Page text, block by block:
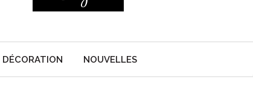
DÉCORATION NOUVELLES